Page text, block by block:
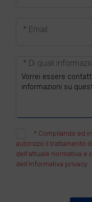
* Email
* Di quali
* Compilando ed
autorizzo il trattamento
dell'attuale normativa e
dell'informativa privacy.